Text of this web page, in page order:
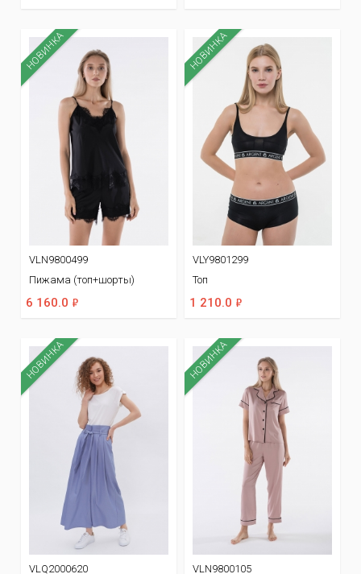
НОВИНКА
VLN9800499
Пижама (топ+шорты)
6 160.0 ф
НОВИНКА
VLY9801299
Топ
1 210.0 ф
НОВИНКА
VLQ2000620
НОВИНКА
VLN9800105